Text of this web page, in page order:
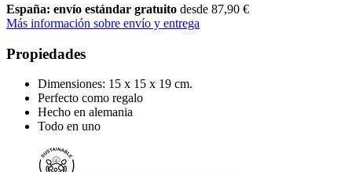
España: envío estándar gratuito desde 87,90 €
Más información sobre envío y entrega
Propiedades
Dimensiones: 15 x 15 x 19 cm.
Perfecto como regalo
Hecho en alemania
Todo en uno